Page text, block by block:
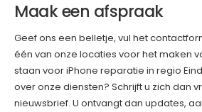
Maak een afspraak
Geef ons een belletje, vul het
één van onze locaties voor het maken
staan voor iPhone reparatie in regio
over onze diensten? Schrijft u zich dan
nieuwsbrief. U ontvangt dan updates,